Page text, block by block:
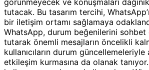
görünmeyecek ve konuşmaları
tutacak. Bu tasarım tercihi,
bir iletişim ortamı sağlamaya
WhatsApp, durum beğenilerini sohbet
tutarak önemli mesajların öncelikli
kullanıcıların durum
etkileşim kurmasına da olanak